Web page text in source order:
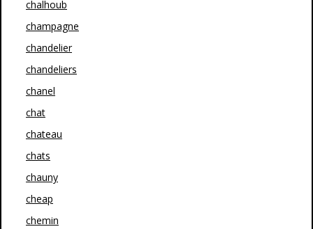
chalhoub
champagne
chandelier
chandeliers
chanel
chat
chateau
chats
chauny
cheap
chemin